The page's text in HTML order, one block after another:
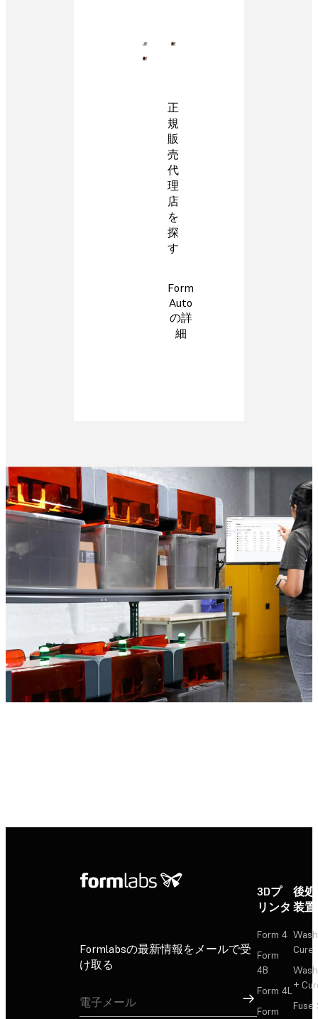
正
規
販
売
代
理
店
を
探
す
Form
Auto
の詳
細
Formlabsの最新情報をメールで受
け取る
サインアップ
3Dプ
リンタ
Form 4
Form
4B
Form 4L
Form
後
装置
Cure
+
Fuse